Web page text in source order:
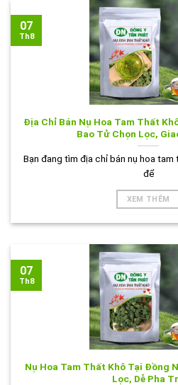
Địa Chỉ Bán Nụ Hoa Tam Thất
Bao Tử Chọn Lọc,
Bạn đang tìm địa chỉ bán nụ hoa
để
XEM THÊM
07
Th8
Nụ Hoa Tam Thất Khô Tại Đồng
Lọc, Dễ Pha
07
Th8